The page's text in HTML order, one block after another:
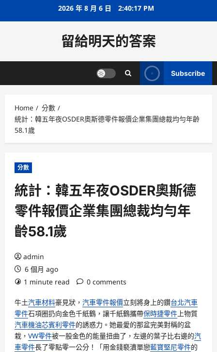
2026 年 8 月 6 日 2:40:17 PM
留給明天的答案
Subscribe
Home
分數
統計：韓五年夜OSDER奧斯德零件報價企業集團總裁均勻年齡
58.1歲
分數
統計：韓五年夜OSDER奧斯德
零件報價企業集團總裁均勻年
齡58.1歲
admin
6 個月 ago
1 minute read
0 comments
牛土汽車材料豪見狀， 汽車零件報價立刻將身上的鑽台北汽車
零件石項圈扔向金色千紙鶴，讓千紙鶴攜帶保時捷零件 上物質
汽車機油芯賓利零件的誘惑力。她最愛的那盆完美對稱的盆
栽， VW零件被一股金色的能量扭曲了，左邊的葉子比右邊的汽
車零件長了零點零一公分！「用金錢褻瀆單戀藍寶堅尼零件的